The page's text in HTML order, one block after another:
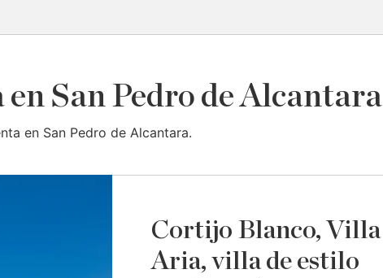
San Pedro de Alcantara
en San Pedro de Alcantara.
Cortijo Blanco, Villa
Aria, villa de estilo